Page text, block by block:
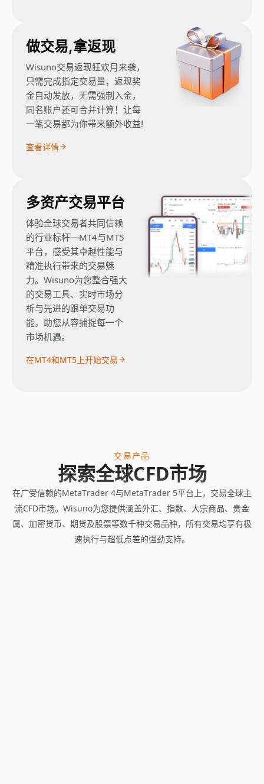
做交易,拿返现
Wisuno交易返现狂欢月来袭，
只需完成指定交易量，返现奖
金自动发放，无需强制入金，
同名账户还可合并计算！让每
一笔交易都为你带来额外收益!
查看详情
多资产交易平台
体验全球交易者共同信赖
的行业标杆—MT4与MT5
平台，感受其卓越性能与
精准执行带来的交易魅
力。Wisuno为您整合强大
的交易工具、实时市场分
析与先进的跟单交易功
能，助您从容捕捉每一个
市场机遇。
在MT4和MT5上开始交易
交易产品
探索全球CFD市场
在广受信赖的MetaTrader 4与MetaTrader 5平台上，交易全球主
流CFD市场。Wisuno为您提供涵盖外汇、指数、大宗商品、贵金
属、加密货币、期货及股票等数千种交易品种，所有交易均享有极
速执行与超低点差的强劲支持。